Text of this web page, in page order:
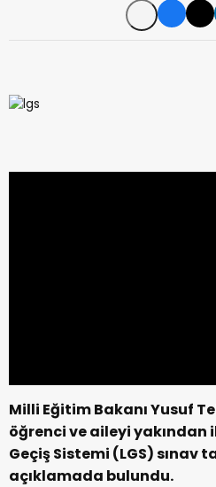
Milli Eğitim Bakanı Yusuf
öğrenci ve aileyi yakından
Geçiş Sistemi (LGS)
açıklamada bulundu.